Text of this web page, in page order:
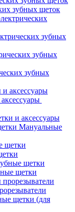
зубных щеток
зубных
зубных
и аксессуары
Мануальные
щетки